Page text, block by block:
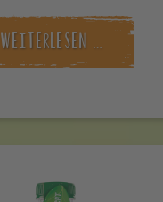
WEITERLESEN …